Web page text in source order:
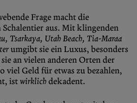
Frage macht die
aus. Mit klingenden
Tsarkaya, Utah Beach, Tia-Maraa
umgibt sie ein Luxus, besonders
an vielen anderen Orten der
viel Geld für etwas zu bezahlen,
istwirklichdekadent.